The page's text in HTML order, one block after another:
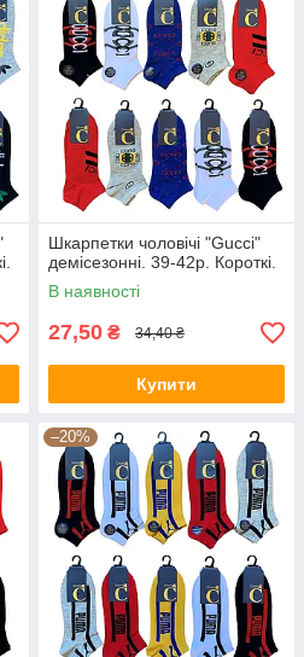
Шкарпетки чоловічі "Gucci"
демісезонні. 39-42р. Короткі.
В наявності
27,50 ₴ 34,40 ₴
Купити
–20%